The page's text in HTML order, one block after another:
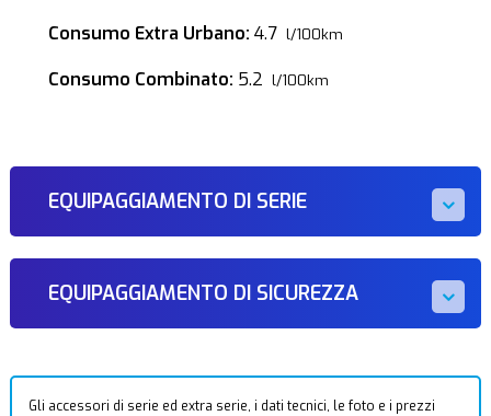
Consumo Extra Urbano: 4.7 l/100km
Consumo Combinato: 5.2 l/100km
EQUIPAGGIAMENTO DI SERIE
EQUIPAGGIAMENTO DI SICUREZZA
Gli accessori di serie ed extra serie, i dati tecnici, le foto e i prezzi